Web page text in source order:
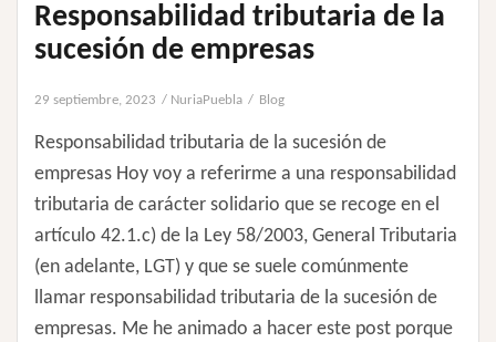
Responsabilidad tributaria de la
sucesión de empresas
29 septiembre, 2023 NuriaPuebla Blog
Responsabilidad tributaria de la sucesión de
empresas Hoy voy a referirme a una responsabilidad
tributaria de carácter solidario que se recoge en el
artículo 42.1.c) de la Ley 58/2003, General Tributaria
(en adelante, LGT) y que se suele comúnmente
llamar responsabilidad tributaria de la sucesión de
empresas. Me he animado a hacer este post porque